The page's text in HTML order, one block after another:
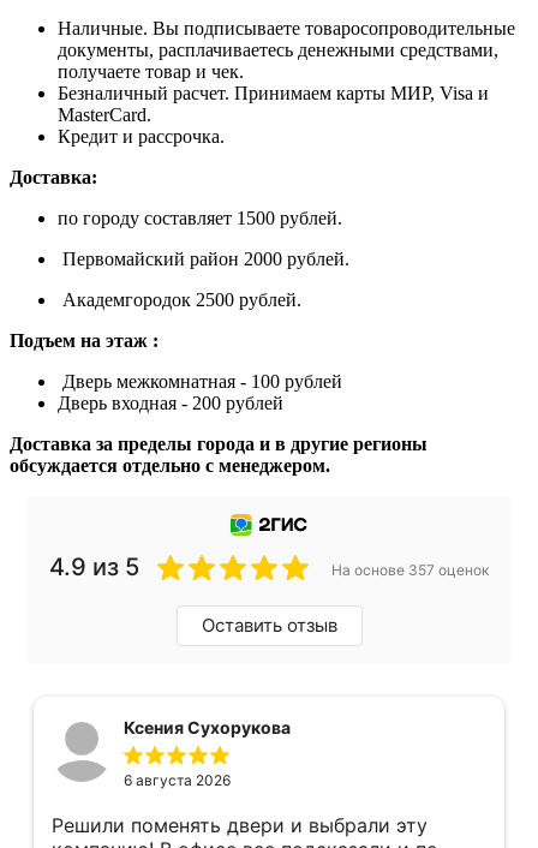
Наличные. Вы подписываете товаросопроводительные
документы, расплачиваетесь денежными средствами,
получаете товар и чек.
Безналичный расчет. Принимаем карты МИР, Visa и
MasterCard.
Кредит и рассрочка.
Доставка:
по городу составляет 1500 рублей.
Первомайский район 2000 рублей.
Академгородок 2500 рублей.
Подъем на этаж :
Дверь межкомнатная - 100 рублей
Дверь входная - 200 рублей
Доставка за пределы города и в другие регионы
обсуждается отдельно с менеджером.
4.9 из 5 На основе 357 оценок
Оставить отзыв
Ксения Сухорукова
6 августа 2026
Решили поменять двери и выбрали эту